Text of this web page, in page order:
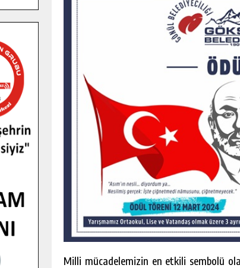
Milli mücadelemizin en etkili sembolü
GÜNLÜK HABER AKIŞI
GENÇLER PUSULA MARAŞ
YENI MEDYA VE
KEŞFETTI.